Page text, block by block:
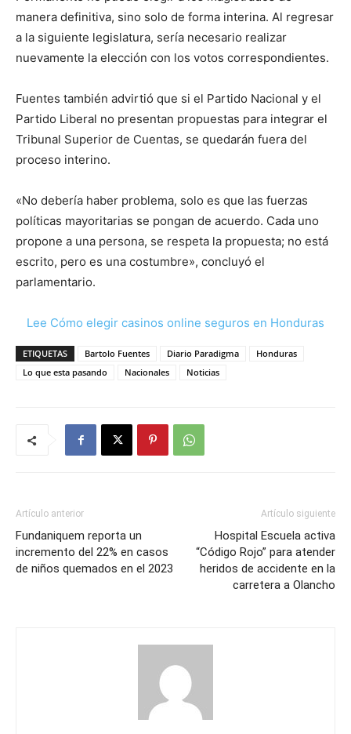
manera definitiva, sino solo de forma interina. Al regresar
a la siguiente legislatura, sería necesario realizar
nuevamente la elección con los votos correspondientes.
Fuentes también advirtió que si el Partido Nacional y el
Partido Liberal no presentan propuestas para integrar el
Tribunal Superior de Cuentas, se quedarán fuera del
proceso interino.
«No debería haber problema, solo es que las fuerzas
políticas mayoritarias se pongan de acuerdo. Cada uno
propone a una persona, se respeta la propuesta; no está
escrito, pero es una costumbre», concluyó el
parlamentario.
Lee Cómo elegir casinos online seguros en Honduras
ETIQUETAS Bartolo Fuentes Diario Paradigma
Honduras
Lo que esta pasando
Nacionales Noticias
Artículo anterior
Fundaniquem reporta un
incremento del 22% en casos
de niños quemados en el 2023
Artículo siguiente
Hospital Escuela activa
“Código Rojo” para atender
heridos de accidente en la
carretera a Olancho